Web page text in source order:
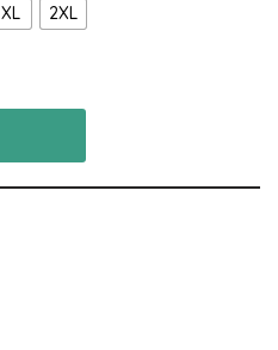
XL 2XL